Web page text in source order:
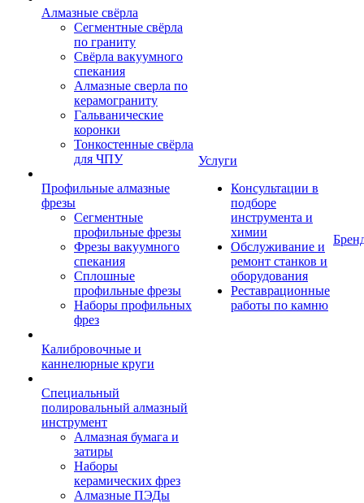
Алмазные свёрла
Сегментные свёрла
по граниту
Свёрла вакуумного
спекания
Алмазные сверла по
керамограниту
Гальванические
коронки
Тонкостенные свёрла
для ЧПУ
Профильные алмазные
фрезы
Сегментные
профильные фрезы
Фрезы вакуумного
спекания
Сплошные
профильные фрезы
Наборы профильных
фрез
Калибровочные и
каннелюрные круги
Специальный
полировальный алмазный
инструмент
Алмазная бумага и
затиры
Наборы
керамических фрез
Алмазные ПЭДы
Услуги
Консультации в
подборе
инструмента и
химии
Обслуживание и
ремонт станков и
оборудования
Реставрационные
работы по камню